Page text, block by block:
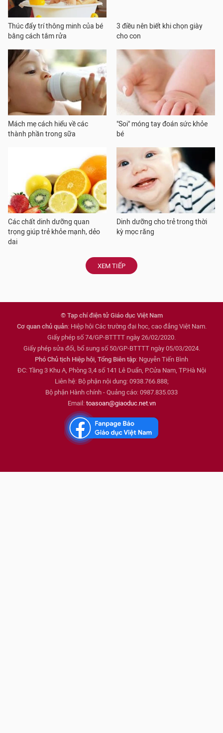
Thúc đẩy trí thông minh của bé
bằng cách tắm rửa
3 điều nên biết khi chọn giày
cho con
Mách mẹ cách hiểu về các
thành phần trong sữa
"Soi" móng tay đoán sức khỏe
bé
Các chất dinh dưỡng quan
trọng giúp trẻ khỏe mạnh, dẻo
dai
Dinh dưỡng cho trẻ trong thời
kỳ mọc răng
XEM TIẾP
© Tạp chí điện tử Giáo dục Việt Nam
Cơ quan chủ quản: Hiệp hội Các trường đại học, cao đẳng Việt Nam.
Giấy phép số 74/GP-BTTTT ngày 26/02/2020.
Giấy phép sửa đổi, bổ sung số 50/GP-BTTTT ngày 05/03/2024.
Phó Chủ tịch Hiệp hội, Tổng Biên tập: Nguyễn Tiến Bình
ĐC: Tầng 3 Khu A, Phòng 3,4 số 141 Lê Duẩn, P.Cửa Nam, TP.Hà Nội
Liên hệ: Bộ phận nội dung: 0938.766.888;
Bộ phận Hành chính - Quảng cáo: 0987.835.033
Email: toasoan@giaoduc.net.vn